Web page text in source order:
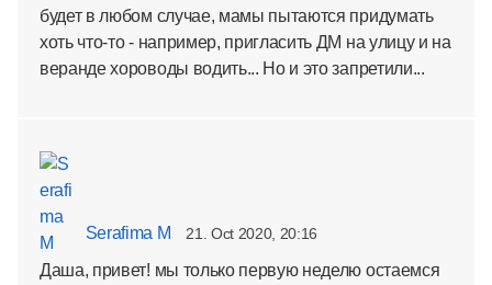
будет в любом случае, мамы пытаются придумать
хоть что-то - например, пригласить ДМ на улицу и на
веранде хороводы водить... Но и это запретили...
Serafima M 21. Oct 2020, 20:16
Даша, привет! мы только первую неделю остаемся